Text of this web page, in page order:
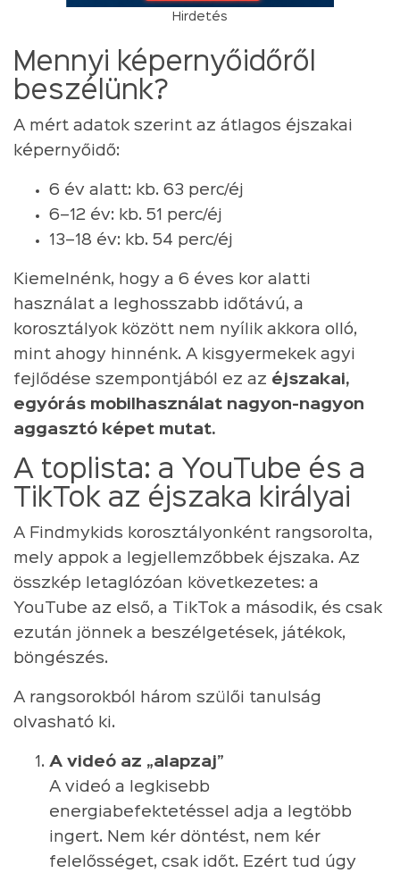
Hirdetés
Mennyi képernyőidőről
beszélünk?
A mért adatok szerint az átlagos éjszakai
képernyőidő:
6 év alatt: kb. 63 perc/éj
6–12 év: kb. 51 perc/éj
13–18 év: kb. 54 perc/éj
Kiemelnénk, hogy a 6 éves kor alatti
használat a leghosszabb időtávú, a
korosztályok között nem nyílik akkora olló,
mint ahogy hinnénk. A kisgyermekek agyi
fejlődése szempontjából ez az éjszakai,
egyórás mobilhasználat nagyon-nagyon
aggasztó képet mutat.
A toplista: a YouTube és a
TikTok az éjszaka királyai
A Findmykids korosztályonként rangsorolta,
mely appok a legjellemzőbbek éjszaka. Az
összkép letaglózóan következetes: a
YouTube az első, a TikTok a második, és csak
ezután jönnek a beszélgetések, játékok,
böngészés.
A rangsorokból három szülői tanulság
olvasható ki.
A videó az „alapzaj”
A videó a legkisebb
energiabefektetéssel adja a legtöbb
ingert. Nem kér döntést, nem kér
felelősséget, csak időt. Ezért tud úgy